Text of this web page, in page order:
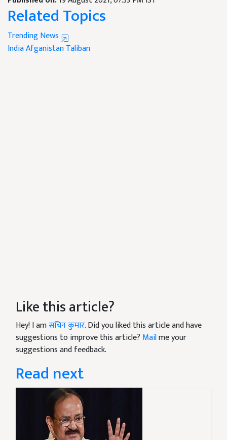
Related Topics
Trending News
IndiaAfganistanTaliban
Like this article?
Hey! I amसचिन कुमार. Did you liked this article and have
suggestions to improve this article? Mailme your
suggestions and feedback.
Read next